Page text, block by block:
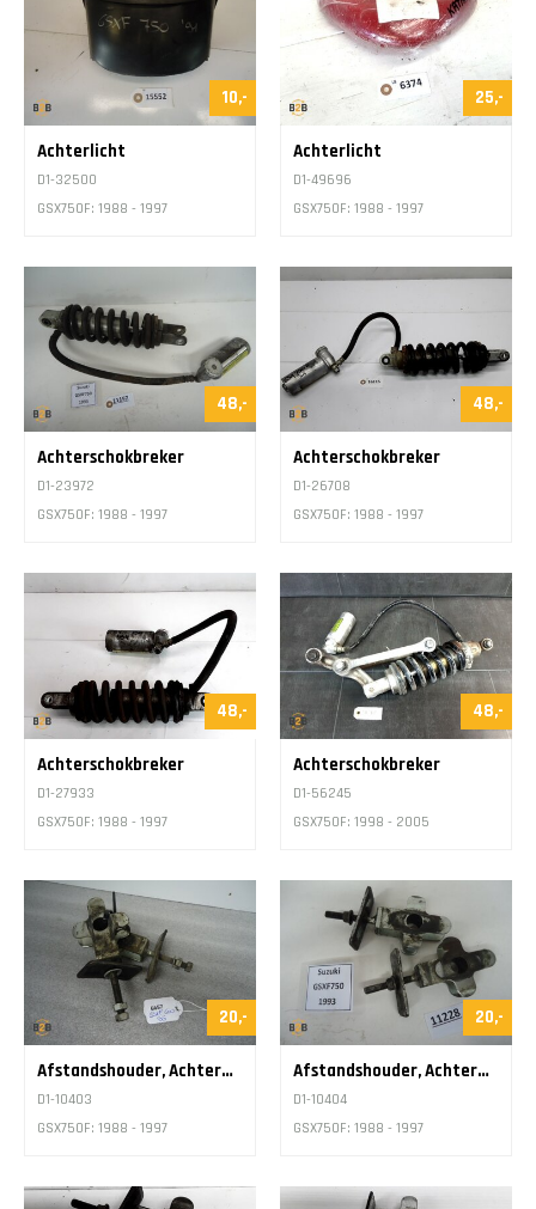
10,-
Achterlicht
D1-32500
GSX750F: 1988 - 1997
25,-
Achterlicht
D1-49696
GSX750F: 1988 - 1997
48,-
Achterschokbreker
D1-23972
GSX750F: 1988 - 1997
48,-
Achterschokbreker
D1-26708
GSX750F: 1988 - 1997
48,-
Achterschokbreker
D1-27933
GSX750F: 1988 - 1997
48,-
Achterschokbreker
D1-56245
GSX750F: 1998 - 2005
20,-
Afstandshouder, Achterwiel Regeling
D1-10403
GSX750F: 1988 - 1997
20,-
Afstandshouder, Achterwiel Regeling
D1-10404
GSX750F: 1988 - 1997